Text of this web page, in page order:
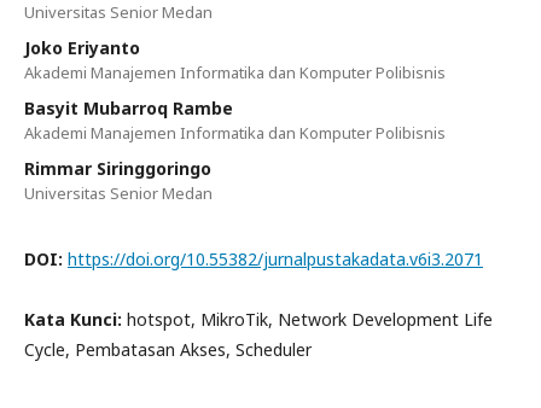
Universitas Senior Medan
Joko Eriyanto
Akademi Manajemen Informatika dan Komputer Polibisnis
Basyit Mubarroq Rambe
Akademi Manajemen Informatika dan Komputer Polibisnis
Rimmar Siringgoringo
Universitas Senior Medan
DOI: https://doi.org/10.55382/jurnalpustakadata.v6i3.2071
Kata Kunci: hotspot, MikroTik, Network Development Life
Cycle, Pembatasan Akses, Scheduler